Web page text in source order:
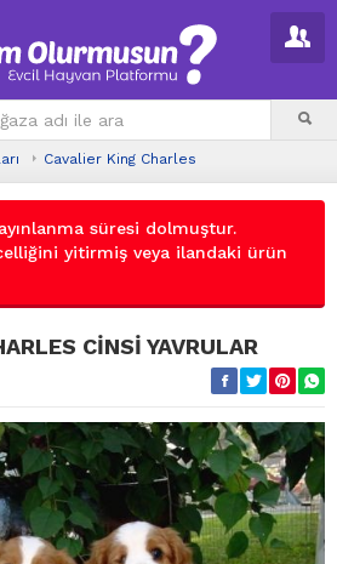
Cavalier King Charles
süresi dolmuştur.
yitirmiş veya ilandaki ürün
CİNSİ YAVRULAR